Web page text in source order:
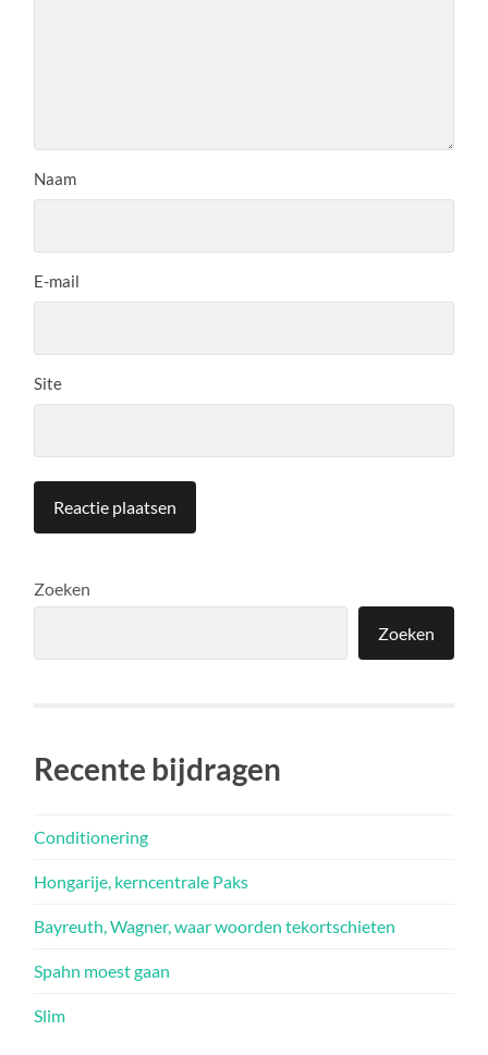
Naam
E-mail
Site
Zoeken
Zoeken
Recente bijdragen
Conditionering
Hongarije, kerncentrale Paks
Bayreuth, Wagner, waar woorden tekortschieten
Spahn moest gaan
Slim